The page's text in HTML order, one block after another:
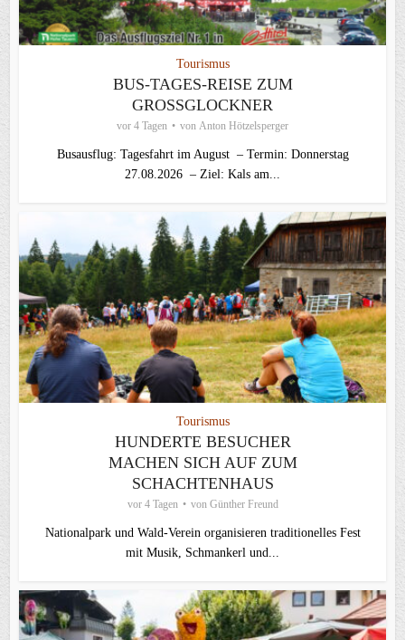
Tourismus
BUS-TAGES-REISE ZUM
GROSSGLOCKNER
vor 4 Tagen von Anton Hötzelsperger
Busausflug: Tagesfahrt im August – Termin: Donnerstag
27.08.2026 – Ziel: Kals am...
Tourismus
HUNDERTE BESUCHER
MACHEN SICH AUF ZUM
SCHACHTENHAUS
vor 4 Tagen von Günther Freund
Nationalpark und Wald-Verein organisieren traditionelles Fest
mit Musik, Schmankerl und...